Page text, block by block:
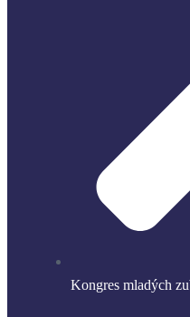
Kongres mladých